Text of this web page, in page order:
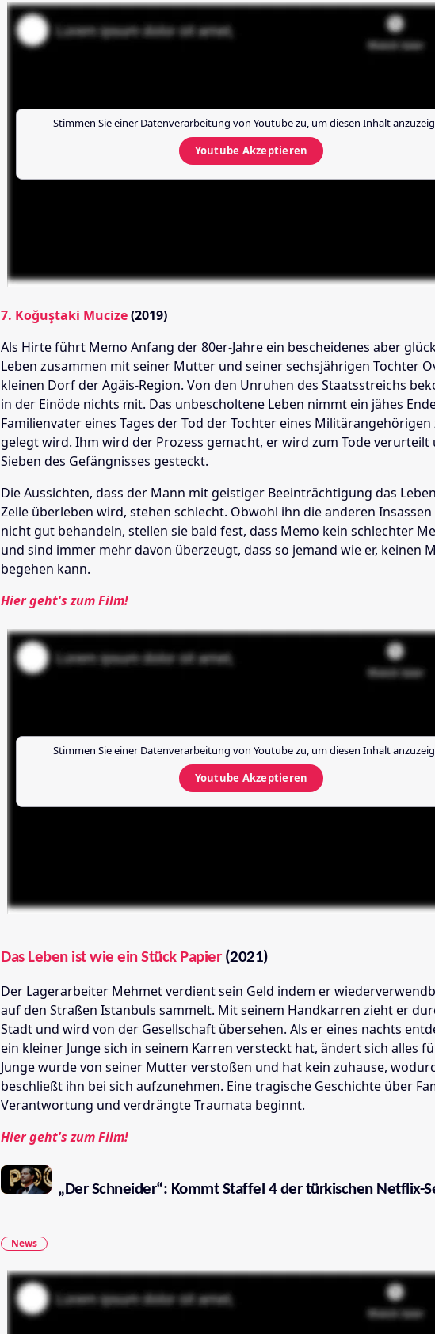
Stimmen Sie einer Datenverarbeitung von Youtubezu, um diesen Inhalt
Youtube Akzeptieren
7. Koğuştaki Mucize(2019)
Als Hirte führt Memo Anfang der 80er-Jahre ein bescheidenes aber
Leben zusammen mit seiner Mutter und seiner sechsjährigen Tochter
kleinen Dorf der Agäis-Region. Von den Unruhen des Staatsstreichs
in der Einöde nichts mit. Das unbescholtene Leben nimmt ein jähes
Familienvater eines Tages der Tod der Tochter eines Militärangehörigen
gelegt wird. Ihm wird der Prozess gemacht, er wird zum Tode verurteilt
Sieben des Gefängnisses gesteckt.
Die Aussichten, dass der Mann mit geistiger Beeinträchtigung das
Zelle überleben wird, stehen schlecht. Obwohl ihn die anderen
nicht gut behandeln, stellen sie bald fest, dass Memo kein schlechter
und sind immer mehr davon überzeugt, dass so jemand wie er, keinen
begehen kann.
Hier geht's zum Film!
Stimmen Sie einer Datenverarbeitung von Youtubezu, um diesen Inhalt
Youtube Akzeptieren
Das Leben ist wie ein Stück Papier(2021)
Der Lagerarbeiter Mehmet verdient sein Geld indem er
auf den Straßen Istanbuls sammelt. Mit seinem Handkarren zieht er
Stadt und wird von der Gesellschaft übersehen. Als er eines nachts
ein kleiner Junge sich in seinem Karren versteckt hat, ändert sich alles
Junge wurde von seiner Mutter verstoßen und hat kein zuhause,
beschließt ihn bei sich aufzunehmen. Eine tragische Geschichte über
Verantwortung und verdrängte Traumata beginnt.
Hier geht's zum Film!
„Der Schneider“: Kommt Staffel 4 der türkischen Netflix-
News